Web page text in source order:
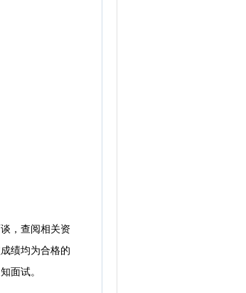
，查阅相关资
绩均为合格的
面试。